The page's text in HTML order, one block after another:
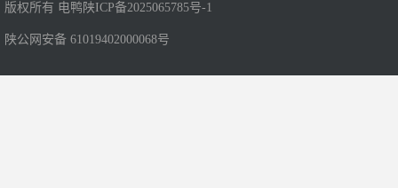
版权所有 电鸭 陕ICP备2025065785号-1
陕公网安备 61019402000068号